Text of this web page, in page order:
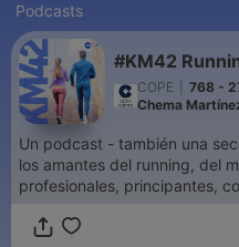
Podcasts
#KM42
COPE
768 -
Chema
Un podcast - también una
los amantes del running, del
profesionales, principantes,